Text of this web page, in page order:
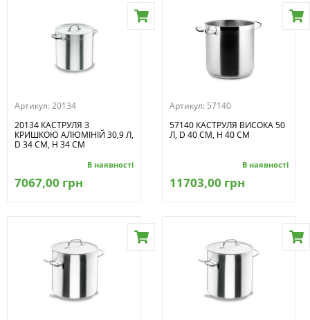
Артикул: 20134
20134 КАСТРУЛЯ З
КРИШКОЮ АЛЮМІНІЙ 30,9 Л,
D 34 СМ, H 34 СМ
В наявності
7067,00 грн
Артикул: 57140
57140 КАСТРУЛЯ ВИСОКА 50
Л, D 40 CM, H 40 CM
В наявності
11703,00 грн